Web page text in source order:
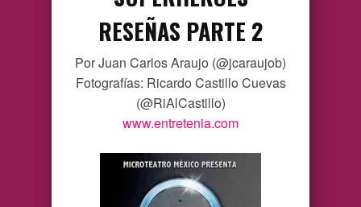
RESEÑAS PARTE 2
Por Juan Carlos Araujo (@jcaraujob)
Fotografías: Ricardo Castillo Cuevas
(@RiAlCastillo)
www.entretenia.com